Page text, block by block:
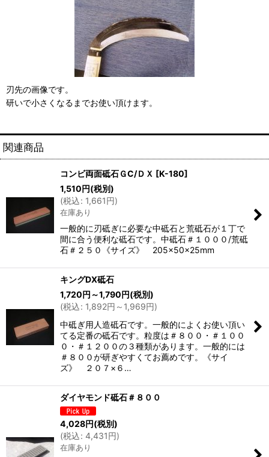
刃先の画像です。
研いで小さくなるまでお使い頂けます。
関連商品
コンビ両面砥石ＧC/ＤＸ [K-180]
1,510円(税別)
(税込: 1,661円)
在庫あり
一般的に刃砥ぎに必要な中砥石と荒砥石が１丁で
間に合う便利な砥石です。中砥石＃１０００/荒砥
石＃２５０《サイズ》 205×50×25mm
キングDX砥石
1,720円 ～1,790円(税別)
(税込: 1,892円 ～1,969円)
中砥ぎ用人造砥石です。一般的によくお使い頂い
てる定番の砥石です。粒度は＃８００・＃１００
０・＃１２００の３種類があります。一般的には
＃８００が研ぎやすくてお薦めです。《サイ
ズ》 ２０７×６…
ダイヤモンド砥石＃８００
4,028円(税別)
(税込: 4,431円)
在庫あり